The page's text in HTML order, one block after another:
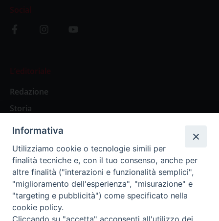
Social
L’editoriale
Redazione
Storia
Abbonamenti
Abbonamento Annuale Digitale
Abbonamento Annuale Cartaceo
Abbonamento Singola Copia Digitale
Informativa
Utilizziamo cookie o tecnologie simili per
finalità tecniche e, con il tuo consenso, anche per
altre finalità ("interazioni e funzionalità semplici",
"miglioramento dell'esperienza", "misurazione" e
"targeting e pubblicità") come specificato nella
cookie policy.